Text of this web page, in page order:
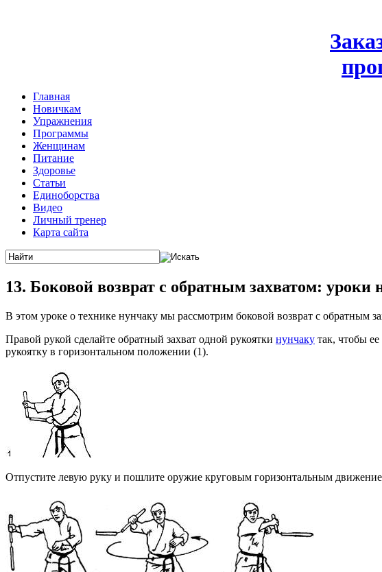
Главная
Новичкам
Упражнения
Программы
Женщинам
Питание
Здоровье
Статьи
Единоборства
Видео
Личный тренер
Карта сайта
13. Боковой возврат с обратным захватом: уроки
В этом уроке о технике нунчаку мы рассмотрим боковой возврат с обратным
Правой рукой сделайте обратный захват одной рукоятки нунчаку так, чтобы
рукоятку в горизонтальном положении (1).
Отпустите левую руку и пошлите оружие круговым горизонтальным